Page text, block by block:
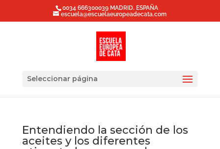
0034 666300039 MADRID. ESPAÑA
escuela@escuelaeuropeadecata.com
Seleccionar página
Entendiendo la sección de los
aceites y los diferentes